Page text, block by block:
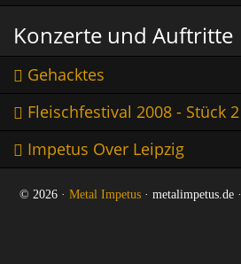
Konzerte und Auftritte
Gehacktes
Fleischfestival 2008 - Stück 2
Impetus Over Leipzig
© 2026 · Metal Impetus · metalimpetus.de ·